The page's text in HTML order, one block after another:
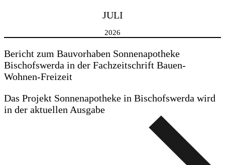
JULI
2026
Bericht zum Bauvorhaben Sonnenapotheke
Bischofswerda in der Fachzeitschrift Bauen-
Wohnen-Freizeit
Das Projekt Sonnenapotheke in Bischofswerda wird
in der aktuellen Ausgabe